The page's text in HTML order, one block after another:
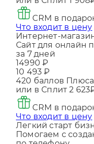
Что входит в цену
Интернет-магазин
Сайт для онлайн
за 7 дней
14990 ₽
10 493 ₽
420баллов Плюса
или в Сплит2 623₽
Что входит в цену
Легкий старт
Помогаем с
по телефону